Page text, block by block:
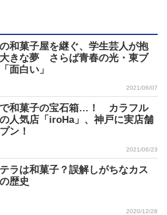
和菓子屋を継ぐ、学生芸人が抱
きな夢 さらば青春の光・東ブ
面白い」
2021/06/07
で和菓子の宝石箱…！ カラフル
人気店「iroHa」、神戸に実店舗
ン！
2021/06/23
ラは和菓子？誤解しがちなカス
歴史
2020/12/28